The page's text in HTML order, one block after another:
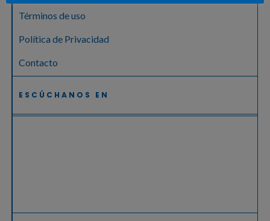
Términos de uso
Política de Privacidad
Contacto
ESCÚCHANOS EN